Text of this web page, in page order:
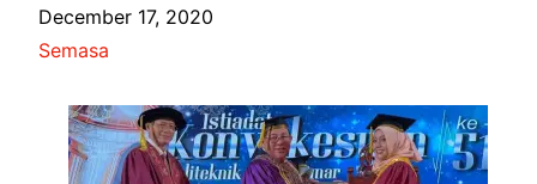
Date
December 17, 2020
In relation to
Semasa